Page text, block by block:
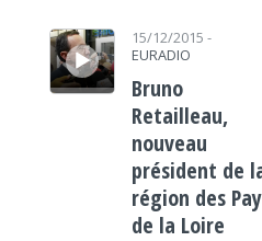
Lecteur audio 15/12/2015 -
EURADIO
Bruno
Retailleau,
nouveau
président de
région des
de la Loire